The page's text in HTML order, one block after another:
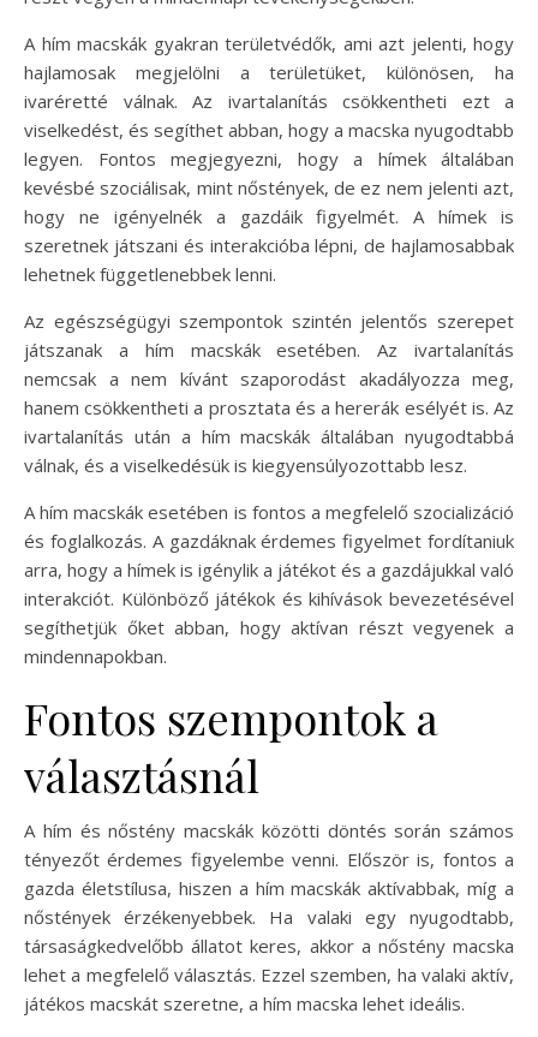
A hím macskák gyakran területvédők, ami azt jelenti, hogy
hajlamosak megjelölni a területüket, különösen, ha
ivaréretté válnak. Az ivartalanítás csökkentheti ezt a
viselkedést, és segíthet abban, hogy a macska nyugodtabb
legyen. Fontos megjegyezni, hogy a hímek általában
kevésbé szociálisak, mint nőstények, de ez nem jelenti azt,
hogy ne igényelnék a gazdáik figyelmét. A hímek is
szeretnek játszani és interakcióba lépni, de hajlamosabbak
lehetnek függetlenebbek lenni.
Az egészségügyi szempontok szintén jelentős szerepet
játszanak a hím macskák esetében. Az ivartalanítás
nemcsak a nem kívánt szaporodást akadályozza meg,
hanem csökkentheti a prosztata és a hererák esélyét is. Az
ivartalanítás után a hím macskák általában nyugodtabbá
válnak, és a viselkedésük is kiegyensúlyozottabb lesz.
A hím macskák esetében is fontos a megfelelő szocializáció
és foglalkozás. A gazdáknak érdemes figyelmet fordítaniuk
arra, hogy a hímek is igénylik a játékot és a gazdájukkal való
interakciót. Különböző játékok és kihívások bevezetésével
segíthetjük őket abban, hogy aktívan részt vegyenek a
mindennapokban.
Fontos szempontok a
választásnál
A hím és nőstény macskák közötti döntés során számos
tényezőt érdemes figyelembe venni. Először is, fontos a
gazda életstílusa, hiszen a hím macskák aktívabbak, míg a
nőstények érzékenyebbek. Ha valaki egy nyugodtabb,
társaságkedvelőbb állatot keres, akkor a nőstény macska
lehet a megfelelő választás. Ezzel szemben, ha valaki aktív,
játékos macskát szeretne, a hím macska lehet ideális.